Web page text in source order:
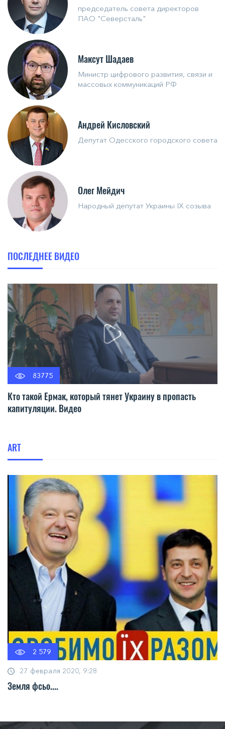
председатель совета директоров
ПАО "Северсталь"
Максут Шадаев
Министр цифрового развития, связи и
массовых коммуникаций РФ
Андрей Кисловский
Депутат Одесского городского совета
Олег Мейдич
Народный депутат Украины IX созыва
ПОСЛЕДНЕЕ ВИДЕО
83775
Кто такой Ермак, который тянет Украину в пропасть
капитуляции. Видео
ART
2 579
27 февраля 2020, 9:28
Земля фсьо....